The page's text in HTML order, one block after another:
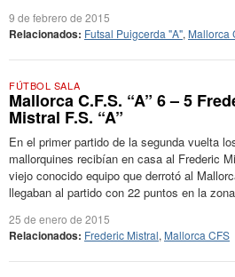
9 de febrero de 2015
Relacionados: Futsal Puigcerda "A", Mallorca
FÚTBOL SALA
Mallorca C.F.S. “A” 6 – 5
Mistral F.S. “A”
En el primer partido de la segunda vuelta
mallorquines recibían en casa al Frederic
viejo conocido equipo que derrotó al
llegaban al partido con 22 puntos en la
25 de enero de 2015
Relacionados: Frederic Mistral, Mallorca CFS